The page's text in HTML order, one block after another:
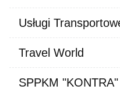
Usługi
Travel World
SPPKM "KONTRA"